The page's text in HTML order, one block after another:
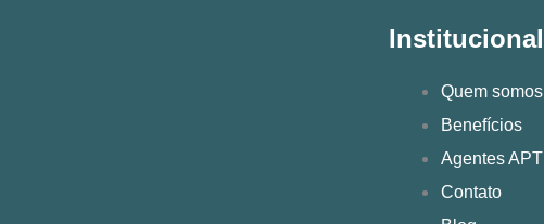
Institucional
Quem somos
Benefícios
Agentes APT
Contato